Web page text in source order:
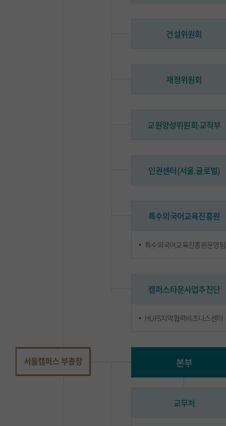
건설위원회
재정위원회
교원양성위원회∙교직부
인권센터(서울.글로벌)
특수외국어교육진흥원
특수외국어교육진흥원운영팀
캠퍼스타운사업추진단
HUFS지역협력비즈니스센터
서울캠퍼스 부총장 본부
교무처